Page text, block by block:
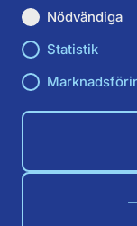
Nödvändiga
Statistik
Du hittar oss här
Facebook